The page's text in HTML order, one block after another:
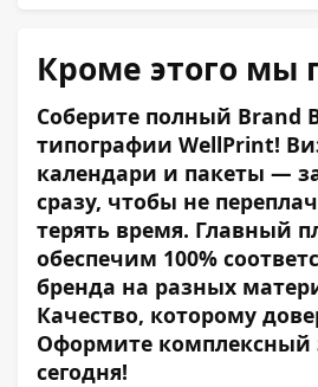
Кроме этого мы
Соберите полный Brand
типографии WellPrint!
календари и пакеты —
сразу, чтобы не
терять время. Главный
обеспечим 100%
бренда на разных
Качество, которому
Оформите комплексный
сегодня!